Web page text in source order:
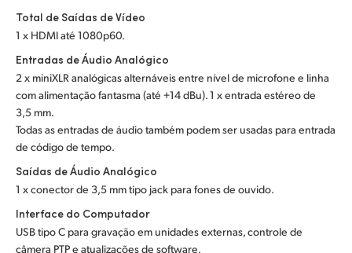
Total de Saídas de Vídeo
1 x HDMI até 1080p60.
Entradas de Áudio Analógico
2 x miniXLR analógicas alternáveis entre nível de microfone e linha
com alimentação fantasma (até +14 dBu). 1 x entrada estéreo de
3,5 mm.
Todas as entradas de áudio também podem ser usadas para entrada
de código de tempo.
Saídas de Áudio Analógico
1 x conector de 3,5 mm tipo jack para fones de ouvido.
Interface do Computador
USB tipo C para gravação em unidades externas, controle de
câmera PTP e atualizações de software.